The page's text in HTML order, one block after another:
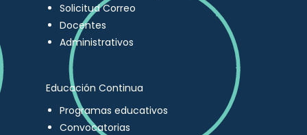
Solicitud Correo
Docentes
Administrativos
Educación Continua
Programas educativos
Convocatorias